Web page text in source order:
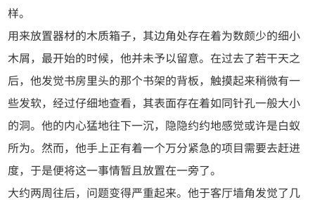
样。
用来放置器材的木质箱子，其边角处存在着为数颇少的细小
木屑，最开始的时候，他并未予以留意。在过去了若干天之
后，他发觉书房里头的那个书架的背板，触摸起来稍微有一
些发软，经过仔细地查看，其表面存在着如同针孔一般大小
的洞。他的内心猛地往下一沉，隐隐约约地感觉或许是白蚁
所为。然而，他手上正有着一个万分紧急的项目需要去赶进
度，于是便将这一事情暂且放置在一旁了。
大约两周往后，问题变得严重起来。他于客厅墙角发觉了几